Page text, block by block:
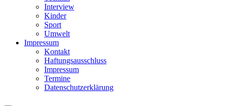
Interview
Kinder
Sport
Umwelt
Impressum
Kontakt
Haftungsausschluss
Impressum
Termine
Datenschutzerklärung